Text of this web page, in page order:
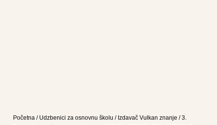
Početna/ Udzbenici za osnovnu školu / Izdavač Vulkan znanje /3.